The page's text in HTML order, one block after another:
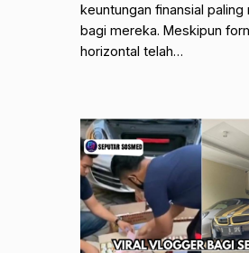
keuntungan finansial paling
bagi mereka. Meskipun
horizontal telah…